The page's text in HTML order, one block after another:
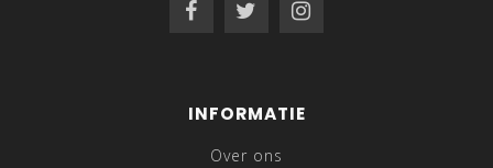
INFORMATIE
Over ons